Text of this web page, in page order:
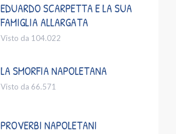
EDUARDO SCARPETTA E LA SUA
FAMIGLIA ALLARGATA
Visto da 104.022
LA SMORFIA NAPOLETANA
Visto da 66.571
PROVERBI NAPOLETANI